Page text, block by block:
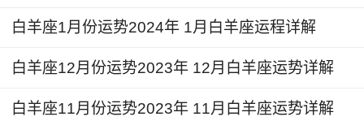
人情绪，感情路上难免会有波折，有问题就理智沟
通，情绪上头那就先冷静，不成熟的思考就肆虐攻
白羊座1月份运势2024年 1月白羊座运程详解
白羊座12月份运势2023年 12月白羊座运势详解
白羊座11月份运势2023年 11月白羊座运势详解